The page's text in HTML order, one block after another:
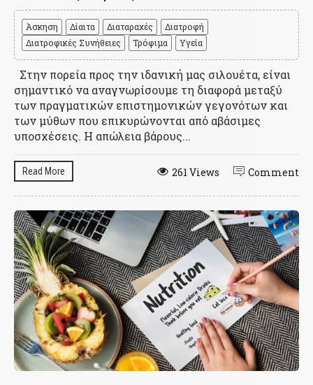
Άσκηση Δίαιτα Διαταραχές
Διατροφή
Διατροφικές Συνήθειες
Τρόφιμα Υγεία
Στην πορεία προς την ιδανική μας σιλουέτα, είναι
σημαντικό να αναγνωρίσουμε τη διαφορά μεταξύ
των πραγματικών επιστημονικών γεγονότων και
των μύθων που επικυρώνονται από αβάσιμες
υποσχέσεις. Η απώλεια βάρους...
Read More Comment
261 Views